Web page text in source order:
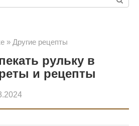
» Другие рецепты
рульку в
и рецепты